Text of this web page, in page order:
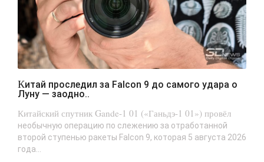
Китай проследил за Falcon 9 до самого удара о
Луну — заодно..
Китайский спутник Gande-1 01 («Ганьдэ-1 01») провёл
необычную операцию по слежению за отработанной
второй ступенью ракеты Falcon 9, которая 5 августа 2026
года...